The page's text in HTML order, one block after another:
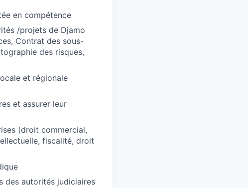
en compétence
/projets de Djamo
Contrat des sous-
des risques,
et régionale
et assurer leur
(droit commercial,
fiscalité, droit
des autorités judiciaires